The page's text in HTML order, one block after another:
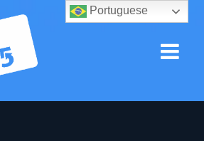
Portuguese